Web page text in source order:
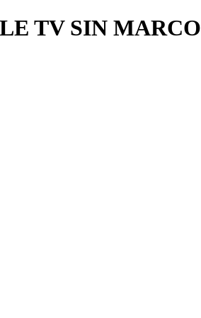
TV SIN MARCO